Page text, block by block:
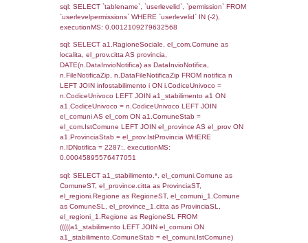
SEZIONE H (pubblico) - DESCRIZIONE
STABILIMENTO E RIEPILOGO SOSTANZE
DI CUI ALL'ALLEGATO 1 DEL DECRETO
DELLA DIRETTIVA 2012/18/UE
SEZIONE L (pubblico) - INFORMAZIONI
INCIDENTALI CON IMPATTO
STABILIMENTO
Indietro